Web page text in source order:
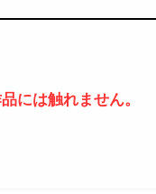
には触れません。